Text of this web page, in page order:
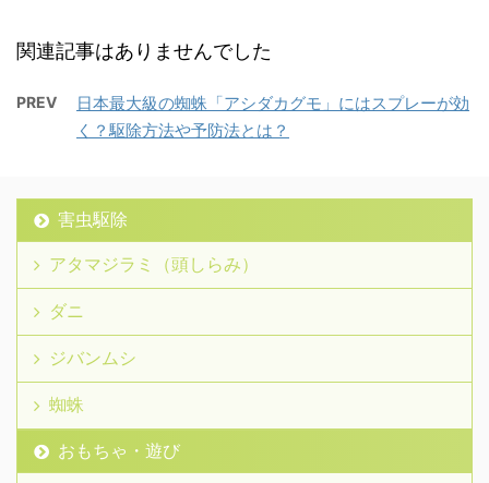
関連記事はありませんでした
PREV
日本最大級の蜘蛛「アシダカグモ」にはスプレーが効
く？駆除方法や予防法とは？
害虫駆除
アタマジラミ（頭しらみ）
ダニ
ジバンムシ
蜘蛛
おもちゃ・遊び